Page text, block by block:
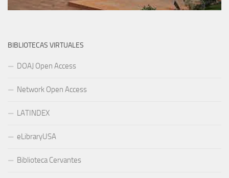
BIBLIOTECAS VIRTUALES
DOAJ Open Access
Network Open Access
LATINDEX
eLibraryUSA
Biblioteca Cervantes